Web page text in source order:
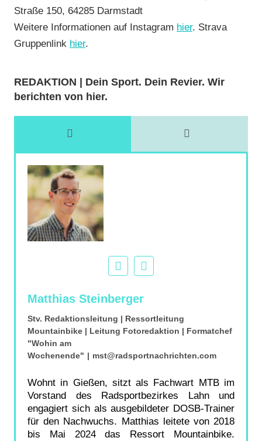
Straße 150, 64285 Darmstadt
Weitere Informationen auf Instagram hier. Strava
Gruppenlink hier.
REDAKTION | Dein Sport. Dein Revier. Wir
berichten von hier.
Matthias Steinberger
Stv. Redaktionsleitung | Ressortleitung
Mountainbike | Leitung Fotoredaktion | Formatchef
"Wohin am
Wochenende" | mst@radsportnachrichten.com
Wohnt in Gießen, sitzt als Fachwart MTB im
Vorstand des Radsportbezirkes Lahn und
engagiert sich als ausgebildeter DOSB-Trainer
für den Nachwuchs. Matthias leitete von 2018
bis Mai 2024 das Ressort Mountainbike.